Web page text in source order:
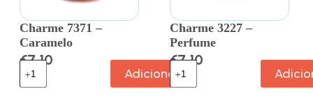
Charme 7371 –
Caramelo
€7.10
Adicionar
Charme 3227 –
Perfume
€7.10